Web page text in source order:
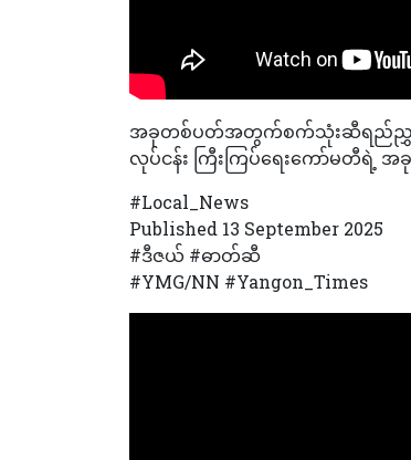
အခုတစ်ပတ်အတွက်စက်သုံးဆီရည်ညွှန်း
လုပ်ငန်း ကြီးကြပ်ရေးကော်မတီ
#Local_News
Published 13 September 2025
#ဒီဇယ် #ဓာတ်ဆီ
#YMG/NN #Yangon_Times